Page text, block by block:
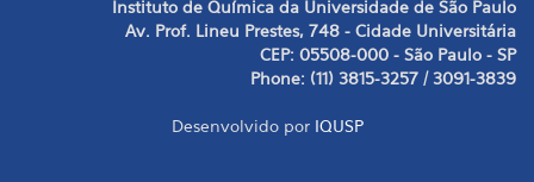
Instituto de Química da Universidade de São Paulo
Av. Prof. Lineu Prestes, 748 - Cidade Universitária
CEP: 05508-000 - São Paulo - SP
Phone: (11) 3815-3257 / 3091-3839
Desenvolvido por IQUSP